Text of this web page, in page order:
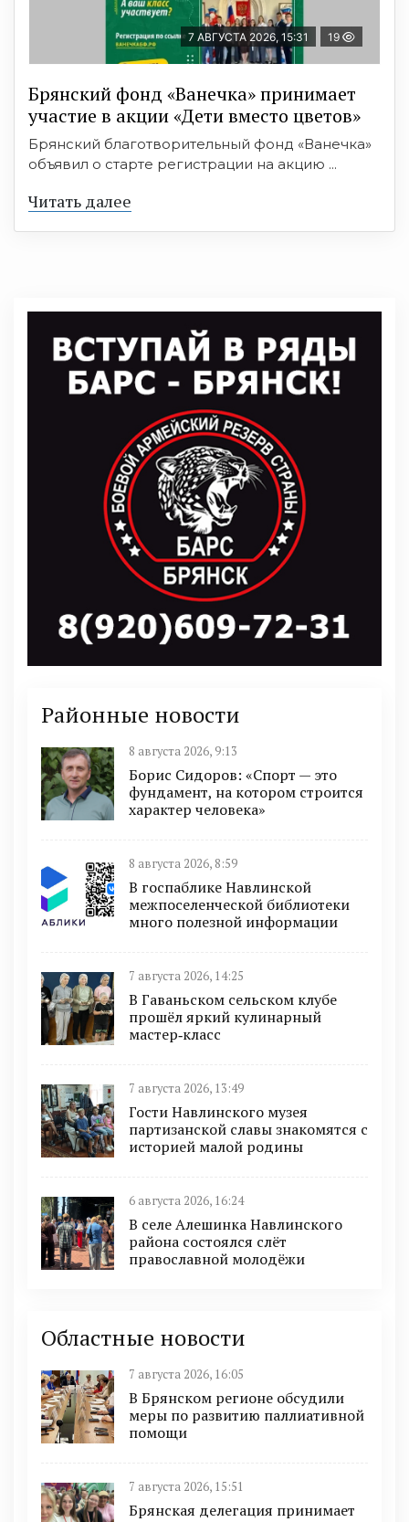
7 АВГУСТА 2026, 15:31 19
Брянский фонд «Ванечка» принимает
участие в акции «Дети вместо цветов»
Брянский благотворительный фонд «Ванечка»
объявил о старте регистрации на акцию ...
Читать далее
Районные новости
8 августа 2026, 9:13
Борис Сидоров: «Спорт — это
фундамент, на котором строится
характер человека»
8 августа 2026, 8:59
В госпаблике Навлинской
межпоселенческой библиотеки
много полезной информации
7 августа 2026, 14:25
В Гаваньском сельском клубе
прошёл яркий кулинарный
мастер‑класс
7 августа 2026, 13:49
Гости Навлинского музея
партизанской славы знакомятся с
историей малой родины
6 августа 2026, 16:24
В селе Алешинка Навлинского
района состоялся слёт
православной молодёжи
Областные новости
7 августа 2026, 16:05
В Брянском регионе обсудили
меры по развитию паллиативной
помощи
7 августа 2026, 15:51
Брянская делегация принимает